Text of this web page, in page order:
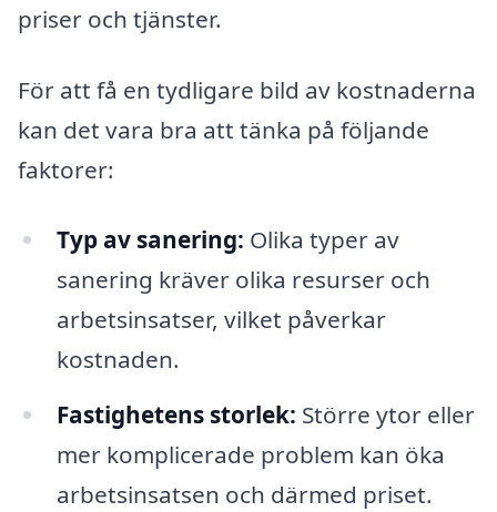
priser och tjänster.
För att få en tydligare bild av kostnaderna
kan det vara bra att tänka på följande
faktorer:
Typ av sanering: Olika typer av
sanering kräver olika resurser och
arbetsinsatser, vilket påverkar
kostnaden.
Fastighetens storlek: Större ytor eller
mer komplicerade problem kan öka
arbetsinsatsen och därmed priset.